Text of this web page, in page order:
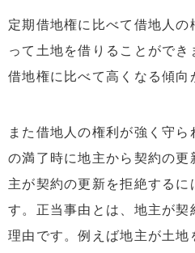
定期借地権に比べて借地人の
って土地を借りることができ
借地権に比べて高くなる傾向
また借地人の権利が強く守
の満了時に地主から契約の更
主が契約の更新を拒絶するに
す。正当事由とは、地主が契
理由です。例えば地主が土地